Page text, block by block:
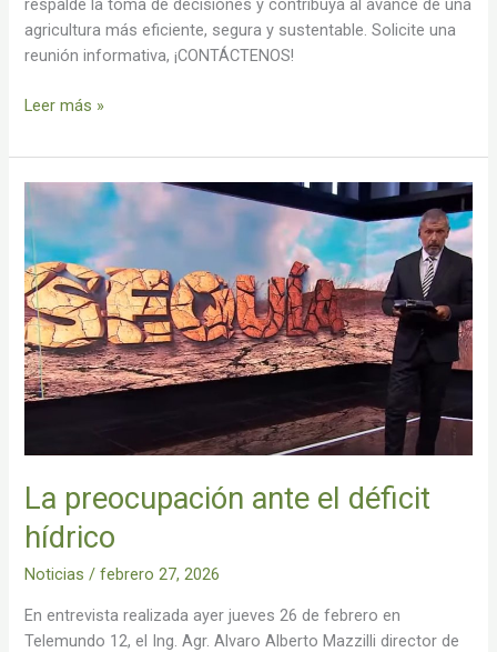
respalde la toma de decisiones y contribuya al avance de una
agricultura más eficiente, segura y sustentable. Solicite una
reunión informativa, ¡CONTÁCTENOS!
Leer más »
La preocupación ante el déficit
hídrico
Noticias /febrero 27, 2026
En entrevista realizada ayer jueves 26 de febrero en
Telemundo 12, el Ing. Agr. Alvaro Alberto Mazzilli director de
La
preocupación
ante
el
déficit
hídrico